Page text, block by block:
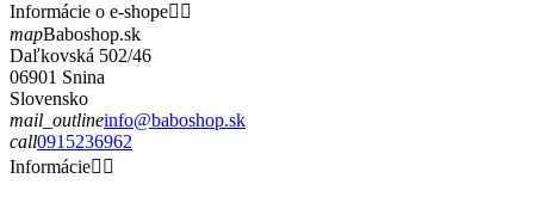
Informácie o e-shope 
mapBaboshop.sk
Daľkovská 502/46
06901 Snina
Slovensko
mail_outlineinfo@baboshop.sk
call0915236962
Informácie 